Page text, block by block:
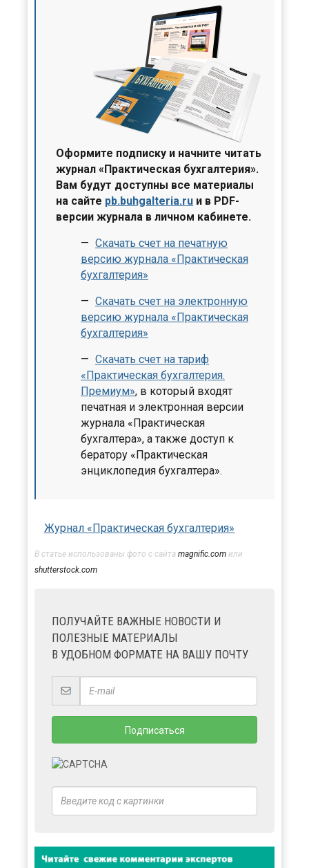
Оформите подписку и начните читать
журнал «Практическая бухгалтерия».
Вам будут доступны все материалы
на сайте pb.buhgalteria.ru и в PDF-
версии журнала в личном кабинете.
Скачать счет на печатную
версию журнала «Практическая
бухгалтерия»
Скачать счет на электронную
версию журнала «Практическая
бухгалтерия»
Скачать счет на тариф
«Практическая бухгалтерия.
Премиум», в который входят
печатная и электронная версии
журнала «Практическая
бухгалтера», а также доступ к
бератору «Практическая
энциклопедия бухгалтера».
Журнал «Практическая бухгалтерия»
В статье использованы фото с сайта magnific.com или
shutterstock.com
ПОЛУЧАЙТЕ ВАЖНЫЕ НОВОСТИ И
ПОЛЕЗНЫЕ МАТЕРИАЛЫ
В УДОБНОМ ФОРМАТЕ НА ВАШУ ПОЧТУ